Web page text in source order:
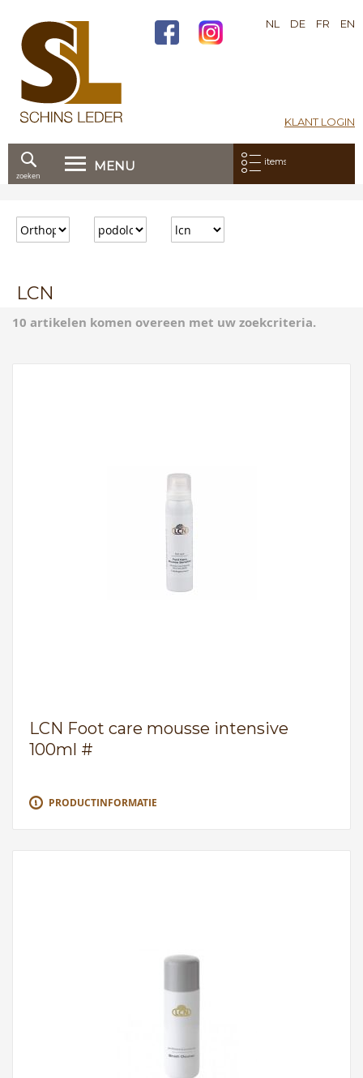
KLANT LOGIN
NL DE FR EN
MENU Mijn bestelling:
items
door
naar
zoeken
LCN
10 artikelen komen overeen met uw zoekcriteria.
LCN Foot care mousse intensive
100ml #
PRODUCTINFORMATIE